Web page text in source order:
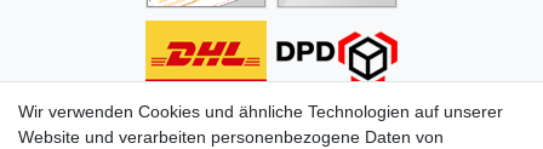
Informationen
Wir verwenden Cookies und ähnliche Technologien auf unserer
Website und verarbeiten personenbezogene Daten von